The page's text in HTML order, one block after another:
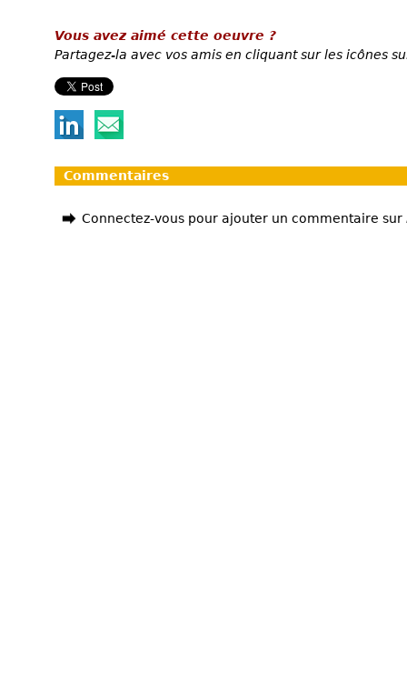
Vous avez aimé cette oeuvre ?
Partagez-la avec vos amis en cliquant sur les icônes
Commentaires
Connectez-vous pour ajouter un commentaire sur